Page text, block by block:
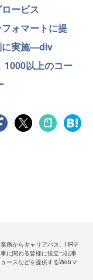
ービス
ォマートに提
に実施—div
1000以上のコー
務からキャリアパス、HRテ
に関わる皆様に役立つ記事
ースなどを提供するWebマ